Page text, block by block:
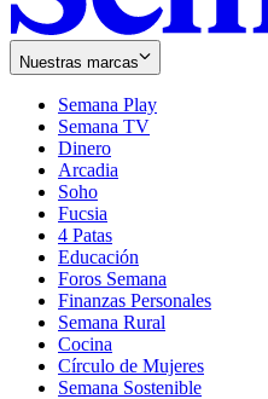
Nuestras marcas
Semana Play
Semana TV
Dinero
Arcadia
Soho
in
new
window
Fucsia
in
new
window
4 Patas
Educación
Foros Semana
Finanzas Personales
Semana Rural
Cocina
Círculo de Mujeres
Semana Sostenible